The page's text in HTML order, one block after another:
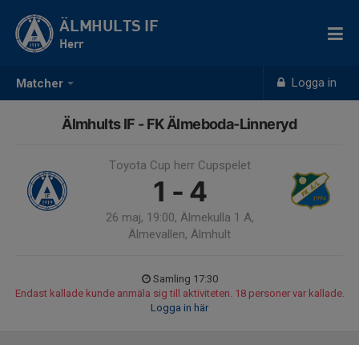
Matcher Logga in
ÄLMHULTS IF
Herr
Älmhults IF - FK Älmeboda-Linneryd
Toyota Cup herr Cupspelet
1 - 4
26 maj, 19:00, Älmekulla 1 A,
Älmevallen, Älmhult
Samling 17:30
Endast kallade kunde anmäla sig till aktiviteten. 18 personer var kallade.
Logga in här